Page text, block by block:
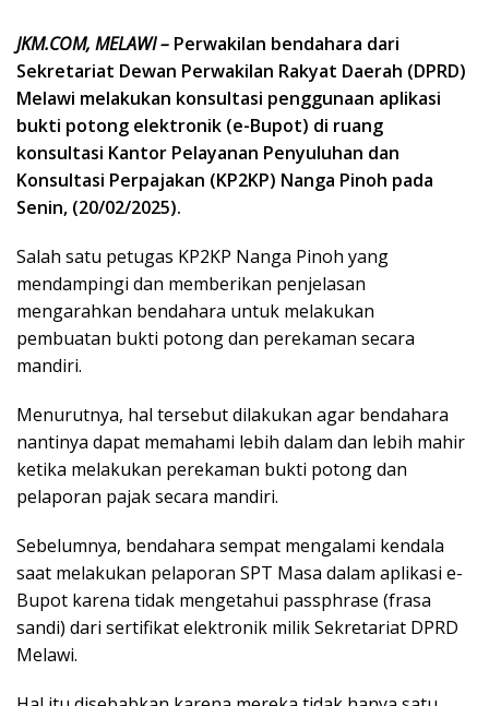
JKM.COM, MELAWI – Perwakilan bendahara dari
Sekretariat Dewan Perwakilan Rakyat Daerah (DPRD)
Melawi melakukan konsultasi penggunaan aplikasi
bukti potong elektronik (e-Bupot) di ruang
konsultasi Kantor Pelayanan Penyuluhan dan
Konsultasi Perpajakan (KP2KP) Nanga Pinoh pada
Senin, (20/02/2025).
Salah satu petugas KP2KP Nanga Pinoh yang
mendampingi dan memberikan penjelasan
mengarahkan bendahara untuk melakukan
pembuatan bukti potong dan perekaman secara
mandiri.
Menurutnya, hal tersebut dilakukan agar bendahara
nantinya dapat memahami lebih dalam dan lebih mahir
ketika melakukan perekaman bukti potong dan
pelaporan pajak secara mandiri.
Sebelumnya, bendahara sempat mengalami kendala
saat melakukan pelaporan SPT Masa dalam aplikasi e-
Bupot karena tidak mengetahui passphrase (frasa
sandi) dari sertifikat elektronik milik Sekretariat DPRD
Melawi.